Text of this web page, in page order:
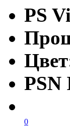
PS
PSN
0